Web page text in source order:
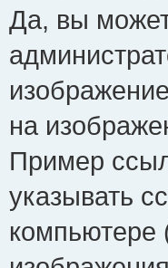
Да, вы
на
Пример
указывать
компьютере